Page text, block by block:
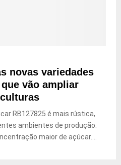
novas variedades
vão ampliar
RB127825 é mais rústica,
ambientes de produção.
maior de açúcar....